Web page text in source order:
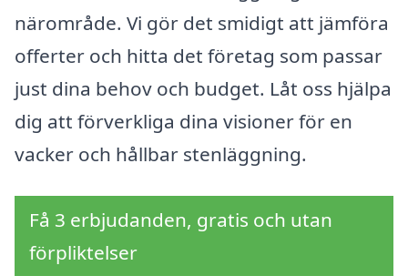
närområde. Vi gör det smidigt att jämföra
offerter och hitta det företag som passar
just dina behov och budget. Låt oss hjälpa
dig att förverkliga dina visioner för en
vacker och hållbar stenläggning.
Få 3 erbjudanden, gratis och utan
förpliktelser